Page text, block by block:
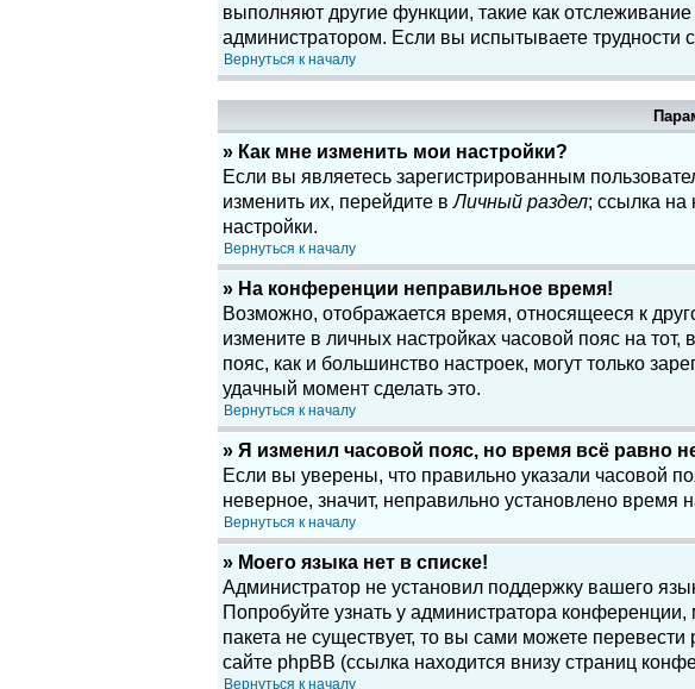
выполняют другие функции, такие как
администратором. Если вы испытываете
Вернуться к началу
» Как мне изменить мои настройки?
Если вы являетесь зарегистрированным
изменить их, перейдите вЛичный раздел; ссылка на
настройки.
Вернуться к началу
» На конференции неправильное время!
Возможно, отображается время, относящееся к
измените в личных настройках часовой пояс на
пояс, как и большинство настроек, могут только
удачный момент сделать это.
Вернуться к началу
» Я изменил часовой пояс, но время всё равно
Если вы уверены, что правильно указали часовой
неверное, значит, неправильно установлено
Вернуться к началу
» Моего языка нет в списке!
Администратор не установил поддержку вашего
Попробуйте узнать у администратора
пакета не существует, то вы сами можете
сайте phpBB (ссылка находится внизу страниц
Вернуться к началу